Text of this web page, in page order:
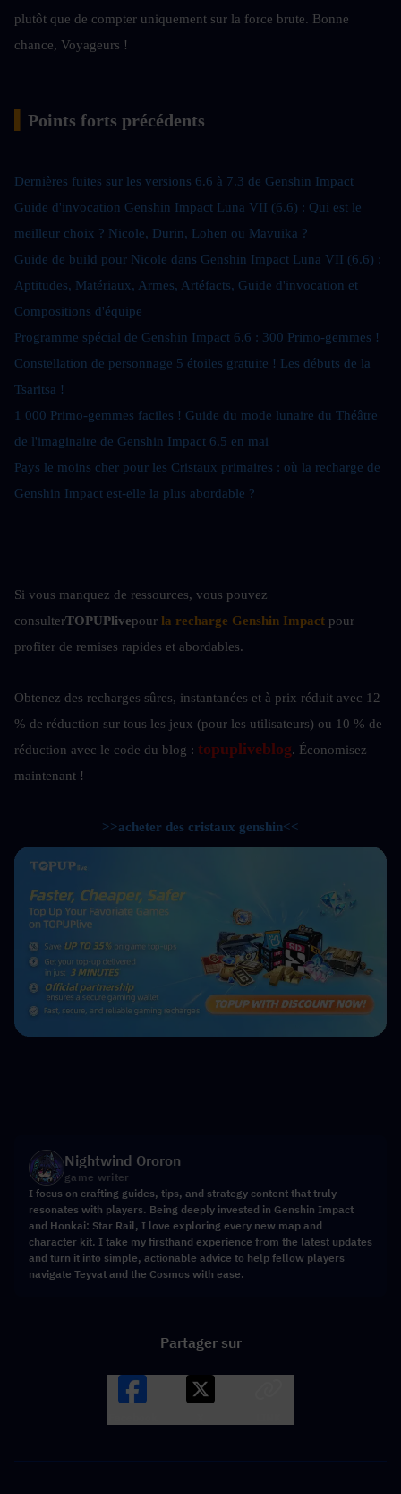
plutôt que de compter uniquement sur la force brute. Bonne
chance, Voyageurs !
Points forts précédents
Dernières fuites sur les versions 6.6 à 7.3 de Genshin Impact
Guide d'invocation Genshin Impact Luna VII (6.6) : Qui est le
meilleur choix ? Nicole, Durin, Lohen ou Mavuika ?
Guide de build pour Nicole dans Genshin Impact Luna VII (6.6) :
Aptitudes, Matériaux, Armes, Artéfacts, Guide d'invocation et
Compositions d'équipe
Programme spécial de Genshin Impact 6.6 : 300 Primo-gemmes !
Constellation de personnage 5 étoiles gratuite ! Les débuts de la
Tsaritsa !
1 000 Primo-gemmes faciles ! Guide du mode lunaire du Théâtre
de l'imaginaire de Genshin Impact 6.5 en mai
Pays le moins cher pour les Cristaux primaires : où la recharge de
Genshin Impact est-elle la plus abordable ?
Si vous manquez de ressources, vous pouvez
consulterTOPUPlivepour la recharge Genshin Impact pour
profiter de remises rapides et abordables.
Obtenez des recharges sûres, instantanées et à prix réduit avec 12
% de réduction sur tous les jeux (pour les utilisateurs) ou 10 % de
réduction avec le code du blog : topupliveblog. Économisez
maintenant !
>>acheter des cristaux genshin<<
Nightwind Ororon
game writer
I focus on crafting guides, tips, and strategy content that truly
resonates with players. Being deeply invested in Genshin Impact
and Honkai: Star Rail, I love exploring every new map and
character kit. I take my firsthand experience from the latest updates
and turn it into simple, actionable advice to help fellow players
navigate Teyvat and the Cosmos with ease.
Partager sur